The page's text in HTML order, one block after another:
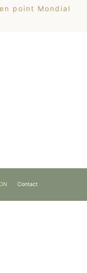
point Mondial
Contact